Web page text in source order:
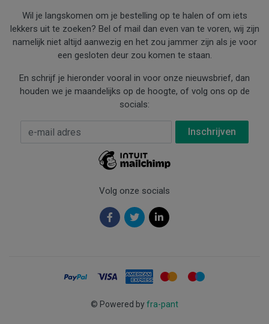
Wil je langskomen om je bestelling op te halen of om iets
lekkers uit te zoeken? Bel of mail dan even van te voren, wij zijn
namelijk niet altijd aanwezig en het zou jammer zijn als je voor
een gesloten deur zou komen te staan.
En schrijf je hieronder vooral in voor onze nieuwsbrief, dan
houden we je maandelijks op de hoogte, of volg ons op de
socials:
E-mail Adres
Volg onze socials
© Powered byfra-pant